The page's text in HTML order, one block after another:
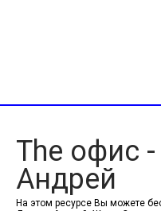
The офис
Андрей
На этом ресурсе Вы можете